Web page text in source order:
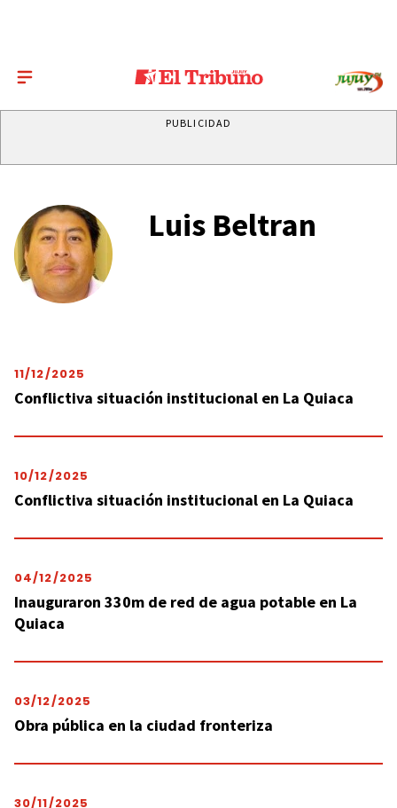
PUBLICIDAD
Luis Beltran
11/12/2025
Conflictiva situación institucional en La Quiaca
10/12/2025
Conflictiva situación institucional en La Quiaca
04/12/2025
Inauguraron 330m de red de agua potable en La
Quiaca
03/12/2025
Obra pública en la ciudad fronteriza
30/11/2025